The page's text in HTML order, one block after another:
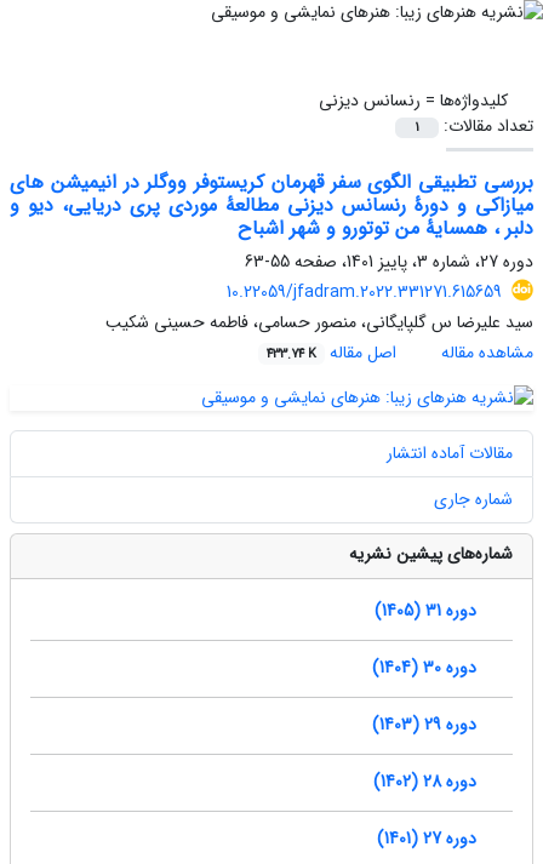
کلیدواژه‌ها = رنسانس دیزنی
تعداد مقالات:
1
بررسی تطبیقی الگوی سفر قهرمان کریستوفر ووگلر در انیمیشن های
میازاکی و دورۀ رنسانس دیزنی مطالعۀ موردی پری دریایی، دیو و
دلبر ، همسایۀ من توتورو و شهر اشباح
دوره 27، شماره 3، پاییز 1401، صفحه
55-63
10.22059/jfadram.2022.331271.615659
سید علیرضا س گلپایگانی، منصور حسامی، فاطمه حسینی شکیب
مشاهده مقاله
اصل مقاله 433.74 K
مقالات آماده انتشار
شماره جاری
شماره‌های پیشین نشریه
دوره 31 (1405)
دوره 30 (1404)
دوره 29 (1403)
دوره 28 (1402)
دوره 27 (1401)